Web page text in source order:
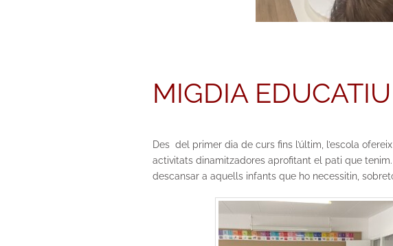
MIGDIA EDUCATIU
Des del primer dia de curs fins l’últim, l’escola
activitats dinamitzadores aprofitant el pati que
descansar a aquells infants que ho necessitin,